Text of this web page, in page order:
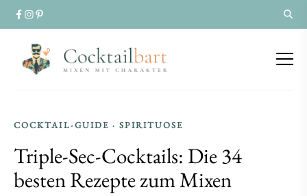
Triple-
Sec-
Cocktails:
Triple-
Sec-
Cocktails:
COCKTAIL-GUIDE · SPIRITUOSE
Triple-Sec-Cocktails: Die 34
besten Rezepte zum Mixen